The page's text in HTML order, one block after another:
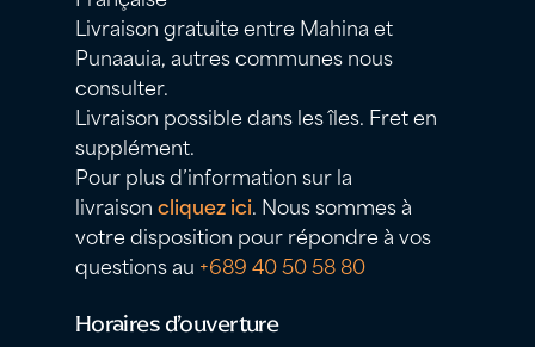
Livraison gratuite entre Mahina et
Punaauia, autres communes nous
consulter.
Livraison possible dans les îles. Fret en
supplément.
Pour plus d’information sur la
livraisoncliquez ici. Nous sommes à
votre disposition pour répondre à vos
questions au +689 40 50 58 80
Horaires d’ouverture